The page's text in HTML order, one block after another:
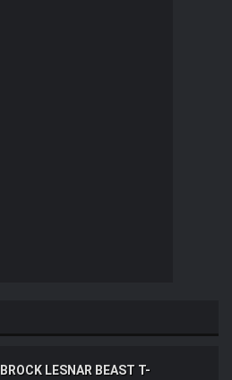
BROCK LESNAR BEAST T-